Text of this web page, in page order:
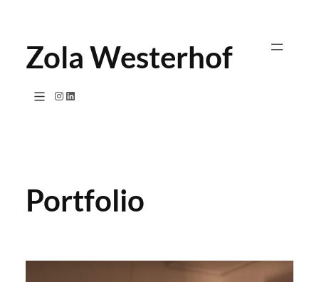
naar
inhoud
Zola Westerhof
Instagram
LinkedIn
Portfolio